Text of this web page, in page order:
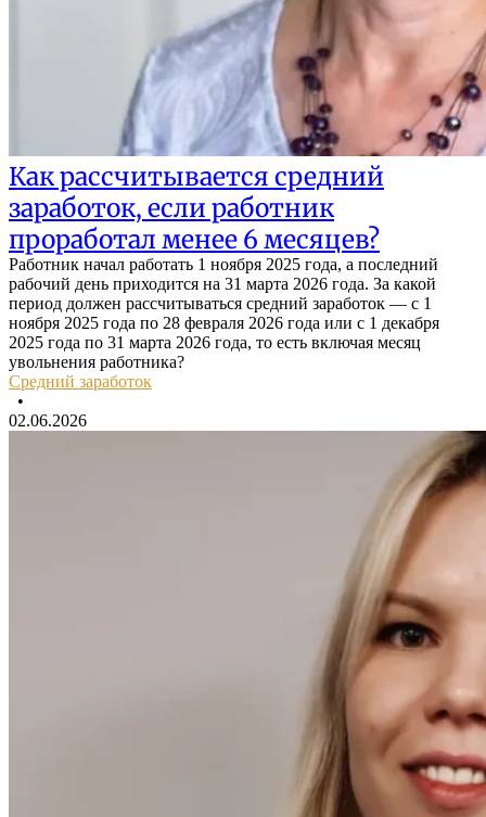
Как рассчитывается средний
заработок, если работник
проработал менее 6 месяцев?
Работник начал работать 1 ноября 2025 года, а последний
рабочий день приходится на 31 марта 2026 года. За какой
период должен рассчитываться средний заработок — с 1
ноября 2025 года по 28 февраля 2026 года или с 1 декабря
2025 года по 31 марта 2026 года, то есть включая месяц
увольнения работника?
Средний заработок
•
02.06.2026